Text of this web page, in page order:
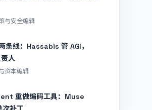
与安全编辑
条线：Hassabis 管 AGI，
人
资本编辑
重做编码工具：Muse